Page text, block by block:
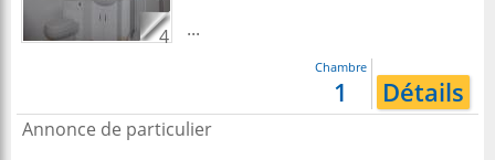
4
...
Chambre
1 Détails
Annonce de particulier